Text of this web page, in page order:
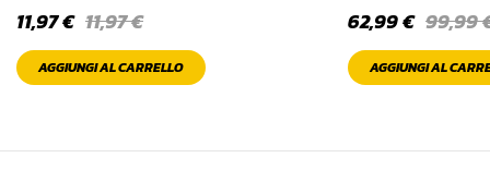
11,97€
11,97€
AGGIUNGI AL CARRELLO
99,99
62,99€
AGGIUNGI AL